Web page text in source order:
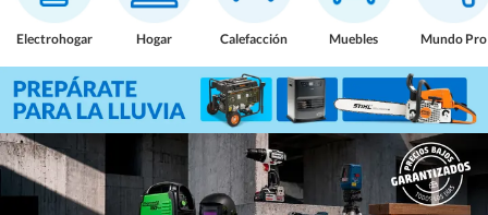
Electrohogar Hogar Calefacción Muebles Mundo Pro